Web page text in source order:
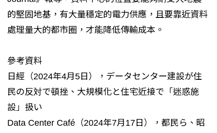
的堅固地基，有大量穩定的電力供應，且要靠近資料
處理量大的都市圈，才能降低傳輸成本。
參考資料
日經（2024年4月5日），データセンター建設が住
民の反対で頓挫、大規模化と住宅近接で「迷惑施
設」扱い
Data Center Café（2024年7月17日），都民ら、昭